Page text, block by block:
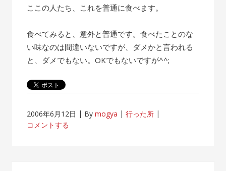
ここの人たち、これを普通に食べます。
食べてみると、意外と普通です。食べたことのな
い味なのは間違いないですが、ダメかと言われる
と、ダメでもない。OKでもないですが^^;
2006年6月12日 Bymogya
行った所
コメントする